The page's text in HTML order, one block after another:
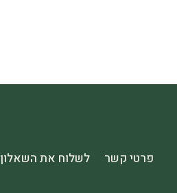
פרטי קשר לשלוח את השאלון